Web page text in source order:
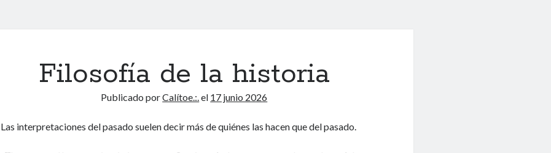
Filosofía de la historia
Publicado porCalítoe.:.el 17 junio 2026
Las interpretaciones del pasado suelen decir más de quiénes las hacen que del pasado.